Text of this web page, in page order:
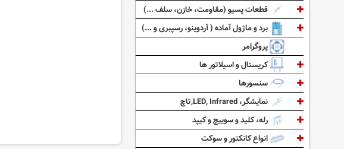
قطعات پسیو (مقاومت، خازن، سلف ...)
برد و ماژول آماده ( آردوینو، رسپبری و ...)
پروگرامر
کریستال و اسیلاتور ها
سنسورها
نمایشگر، LED, Infrared,تاچ
رله، کلید و سوییچ و کیپد
انواع کانکتور و سوکت